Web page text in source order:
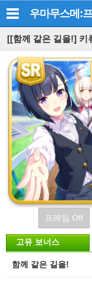
우마무스메:
[[함께 같은 길을!] 키
프레임 Off
고유 보너스
함께 같은 길을!